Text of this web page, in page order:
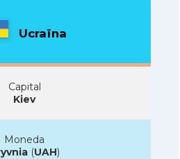
Ucraïna
Capital
Kiev
Moneda
(UAH)